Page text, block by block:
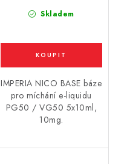
Skladem
IMPERIA NICO BASE báze
pro míchání e-liquidu
PG50 / VG50 5x10ml,
10mg.